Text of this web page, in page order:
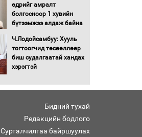
Хөшөө бүтсэн түүхийг
өгүүлэх 7 баримт
Хөвсгөл нуурын лусыг
тахих төрийн тахилгын
ёслол боллоо
“Хар жагсаалт”-ын
Монголбанкны
удирдлагад 30 хоногийн
өдрийг амралт
болгосноор 1 хувийн
бүтээмжээ алдаж байна
Ч.Лодойсамбуу: Хууль
тогтоогчид төсөөллөөр
биш судалгаатай хандах
хэрэгтэй
Бидний тухай
Редакцийн бодлого
Сурталчилгаа байршуулах